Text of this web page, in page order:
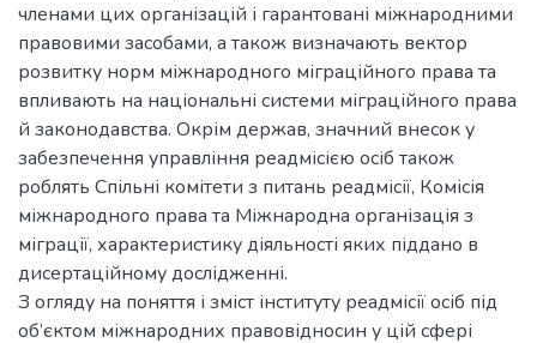
членами цих організацій і гарантовані міжнародними
правовими засобами, а також визначають вектор
розвитку норм міжнародного міграційного права та
впливають на національні системи міграційного права
й законодавства. Окрім держав, значний внесок у
забезпечення управління реадмісією осіб також
роблять Спільні комітети з питань реадмісії, Комісія
міжнародного права та Міжнародна організація з
міграції, характеристику діяльності яких піддано в
дисертаційному дослідженні.
З огляду на поняття і зміст інституту реадмісії осіб під
об’єктом міжнародних правовідносин у цій сфері